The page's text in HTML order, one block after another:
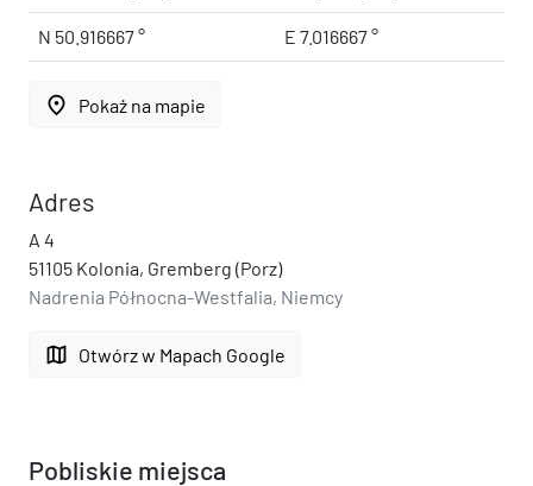
N 50.916667 ° E 7.016667 °
place Pokaż na mapie
Adres
A 4
51105 Kolonia, Gremberg (Porz)
Nadrenia Północna-Westfalia, Niemcy
map Otwórz w Mapach Google
Pobliskie miejsca